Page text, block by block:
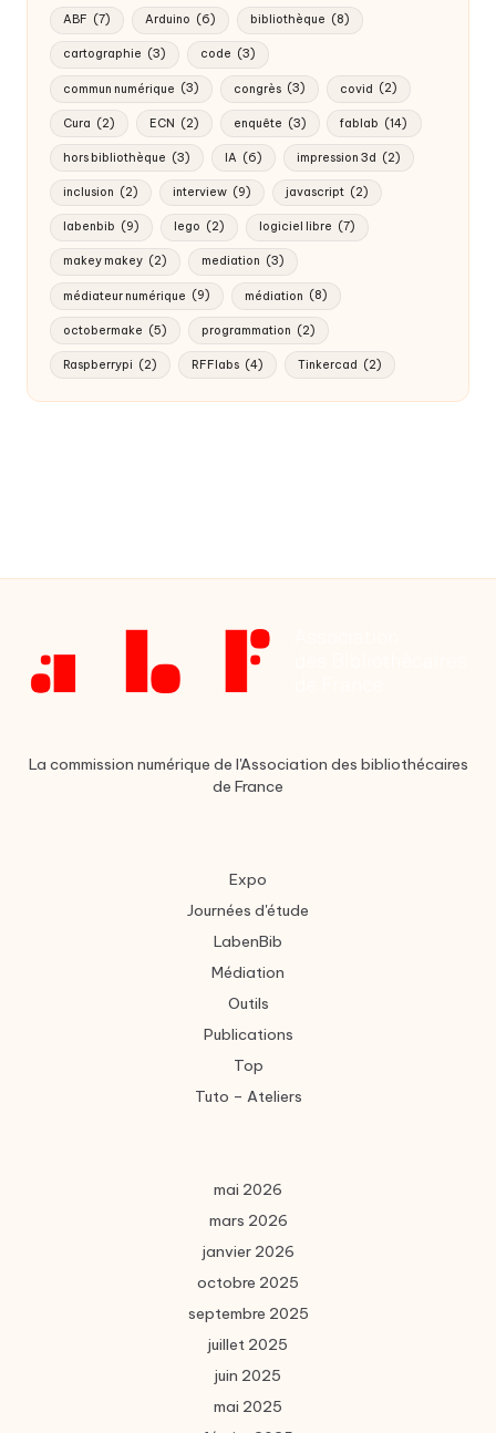
ABF (7) Arduino (6) bibliothèque (8)
cartographie (3) code (3)
commun numérique (3) congrès (3) covid (2)
Cura (2) ECN (2) enquête (3) fablab (14)
hors bibliothèque (3) IA (6) impression 3d (2)
inclusion (2) interview (9) javascript (2)
labenbib (9) lego (2) logiciel libre (7)
makey makey (2) mediation (3)
médiateur numérique (9) médiation (8)
octobermake (5) programmation (2)
Raspberrypi (2) RFFlabs (4) Tinkercad (2)
La commission numérique de l'Association des bibliothécaires
de France
Expo
Journées d'étude
LabenBib
Médiation
Outils
Publications
Top
Tuto – Ateliers
mai 2026
mars 2026
janvier 2026
octobre 2025
septembre 2025
juillet 2025
juin 2025
mai 2025